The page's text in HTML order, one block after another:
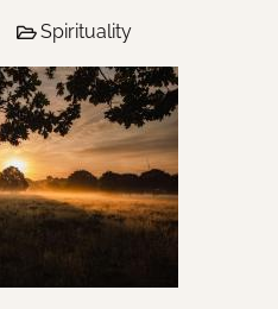
Spirituality